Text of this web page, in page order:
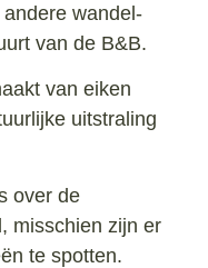
andere wandel-
van de B&B.
van eiken
uitstraling
over de
misschien zijn er
te spotten.